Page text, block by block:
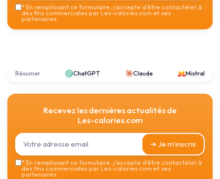
*En remplissant ce formulaire, j’accepte d’être contacté(e) à
des fins commerciales par Les-calories.com et ses
partenaires.
Résumer ChatGPT Claude Mistral
Recevez les dernières actualités de
Les-calories.com
➔ Je m'inscris
*En remplissant ce formulaire, j’accepte d’être contacté(e) à
des fins commerciales par Les-calories.com et ses
partenaires.